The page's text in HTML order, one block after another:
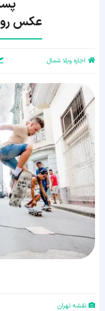
عکس
اجاره ویلا شمال
نقشه تهران